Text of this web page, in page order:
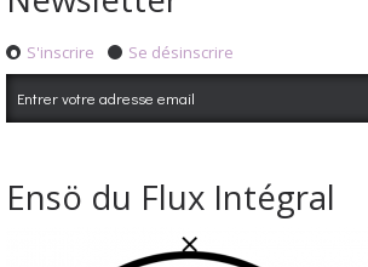
S'inscrire Se désinscrire
Ensö du Flux Intégral